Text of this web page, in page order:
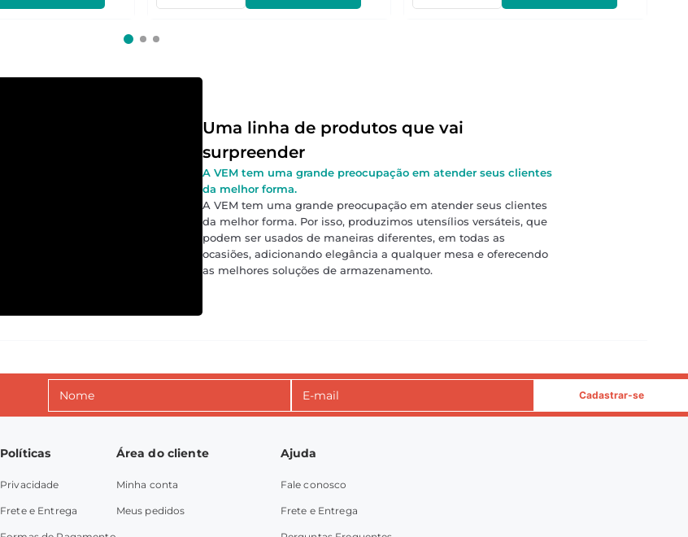
Uma linha de produtos que vai
surpreender
A VEM tem uma grande preocupação em atender seus clientes
da melhor forma.
A VEM tem uma grande preocupação em atender seus clientes
da melhor forma. Por isso, produzimos utensílios versáteis, que
podem ser usados de maneiras diferentes, em todas as
ocasiões, adicionando elegância a qualquer mesa e oferecendo
as melhores soluções de armazenamento.
Cadastrar-se
Políticas
Privacidade
Frete e Entrega
Área do cliente
Minha conta
Meus pedidos
Ajuda
Fale conosco
Frete e Entrega